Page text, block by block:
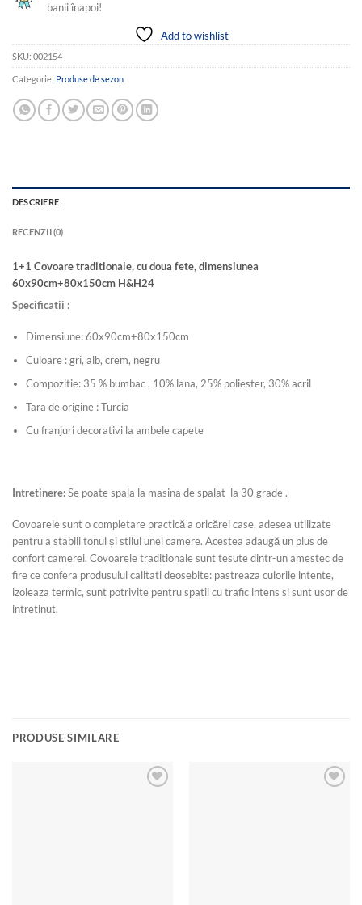
banii înapoi!
Add to wishlist
SKU: 002154
Categorie: Produse de sezon
DESCRIERE
RECENZII (0)
1+1 Covoare traditionale, cu doua fete, dimensiunea
60x90cm+80x150cm H&H24
Specificatii :
Dimensiune: 60x90cm+80x150cm
Culoare : gri, alb, crem, negru
Compozitie: 35 % bumbac , 10% lana, 25% poliester, 30% acril
Tara de origine : Turcia
Cu franjuri decorativi la ambele capete
Intretinere:Se poate spala la masina de spalat la 30 grade .
Covoarele sunt o completare practică a oricărei case, adesea utilizate
pentru a stabili tonul și stilul unei camere. Acestea adaugă un plus de
confort camerei. Covoarele traditionale sunt tesute dintr-un amestec de
fire ce confera produsului calitati deosebite: pastreaza culorile intente,
izoleaza termic, sunt potrivite pentru spatii cu trafic intens si sunt usor de
intretinut.
PRODUSE SIMILARE